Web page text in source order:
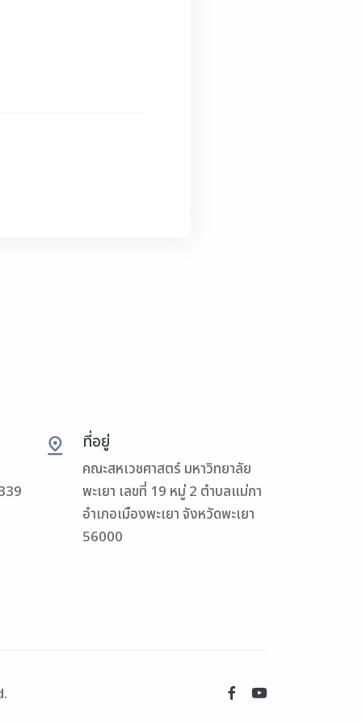
ที่อยู่
คณะสหเวชศาสตร์ มหาวิทยาลัย
พะเยา เลขที่ 19 หมู่ 2 ตำบลแม่กา
อำเภอเมืองพะเยา จังหวัดพะเยา
56000